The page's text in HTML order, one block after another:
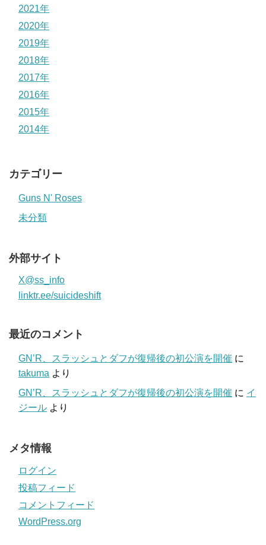
2021年
2020年
2019年
2018年
2017年
2016年
2015年
2014年
カテゴリー
Guns N' Roses
未分類
外部サイト
X@ss_info
linktr.ee/suicideshift
最近のコメント
GN’R、スラッシュとダフが復帰後の初公演を開催 に
takuma より
GN’R、スラッシュとダフが復帰後の初公演を開催 に イ
ジール より
メタ情報
ログイン
投稿フィード
コメントフィード
WordPress.org